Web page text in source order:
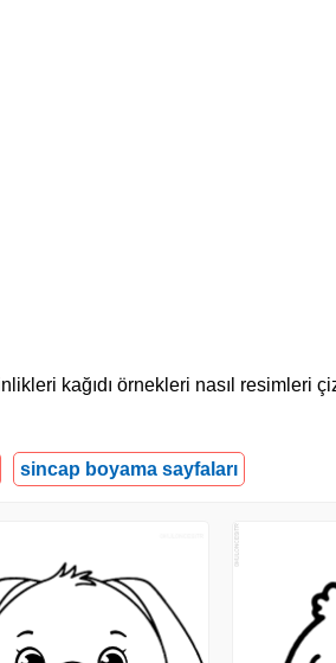
kağıdı örnekleri nasıl resimleri
sincap boyama sayfaları